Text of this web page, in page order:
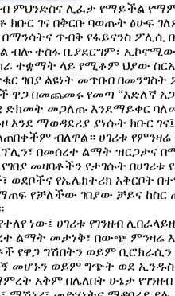
ምህንድስና ሊፈታ የማይችል
ገና በቅርቡ ባወጡት ፅሁፍ
ጥብቅ የፋይናንስ ፖሊሲ
ተስፋ ቢያደርግም፣ ኢኮኖሚው
ተቋማት ላይ የሚቆም ህያው
ገበያ ልዩነት መጥበብ በመንግስት
ዋጋ በመጨመሩ የመጣ “እድለኛ
ድክመት መጋለጡ እንደማይቀር
እንደ ማወዳደሪያ ያነሱት ክቡር
ብለዋል። ሀገሪቱ
በመሰረተ ልማት ዝርጋታና
መዛባቶችን የታገሱት
የኤሌክትሪክ አቅርቦት
የቻለችው ገበያው ቻይና ከስር
ነው፤ ሀገሪቱ የገንዘብ
ልማት መታነቅ፣ በውጭ ምንዛሬ
የዋጋ ግሽበትን ወይም
መሆኑን ወይም ግጭት ወደ
አቅም በሌለበት ሁኔታ